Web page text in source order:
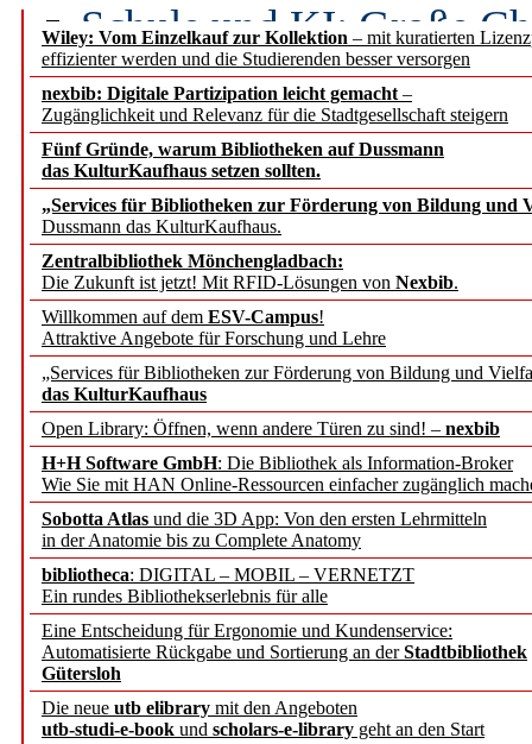
Wiley: Vom Einzelkauf zur Kollektion – mit kuratierten
effizienter werden und die Studierenden besser versorgen
nexbib: Digitale Partizipation leicht gemacht –
Zugänglichkeit und Relevanz für die Stadtgesellschaft steigern
Fünf Gründe, warum Bibliotheken auf Dussmann
das KulturKaufhaus setzen sollten.
„Services für Bibliotheken zur Förderung von Bildung und
Dussmann das KulturKaufhaus.
Zentralbibliothek Mönchengladbach:
Die Zukunft ist jetzt! Mit RFID-Lösungen von Nexbib.
Willkommen auf dem ESV-Campus!
Attraktive Angebote für Forschung und Lehre
„Services für Bibliotheken zur Förderung von Bildung und
das KulturKaufhaus
Open Library: Öffnen, wenn andere Türen zu sind! – nexbib
H+H Software GmbH: Die Bibliothek als Information-Broker
Wie Sie mit HAN Online-Ressourcen einfacher zugänglich
Sobotta Atlas und die 3D App: Von den ersten Lehrmitteln
in der Anatomie bis zu Complete Anatomy
bibliotheca: DIGITAL – MOBIL – VERNETZT
Ein rundes Bibliothekserlebnis für alle
Eine Entscheidung für Ergonomie und Kundenservice:
Automatisierte Rückgabe und Sortierung an derStadtbibliothek
Gütersloh
Die neue utb elibrary mit den Angeboten
utb-studi-e-book und scholars-e-library geht an den Start
Schule und KI: Große
Voraussetzungen
Erfolgreiches erstes
Segment Research –
angepasst
konstruktiv!
Mohr Siebeck
und die Zeitschrift für
Francke Attempto
EBSCO Information
Recherchefunktionen in
Sorbisches Institut neu
Geschichte und